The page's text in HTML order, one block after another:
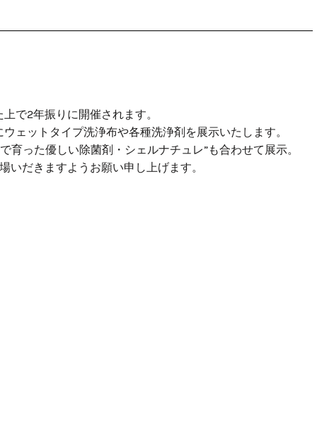
で2年振りに開催されます。
ェットタイプ洗浄布や各種洗浄剤を展示いたします。
った優しい除菌剤・シェルナチュレ”も合わせて展示。
だきますようお願い申し上げます。